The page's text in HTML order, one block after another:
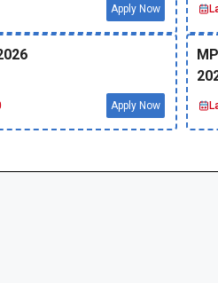
Apply Now
Apply Now